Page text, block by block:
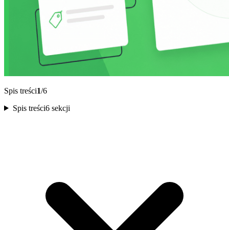
Spis treści1/6
Spis treści6 sekcji